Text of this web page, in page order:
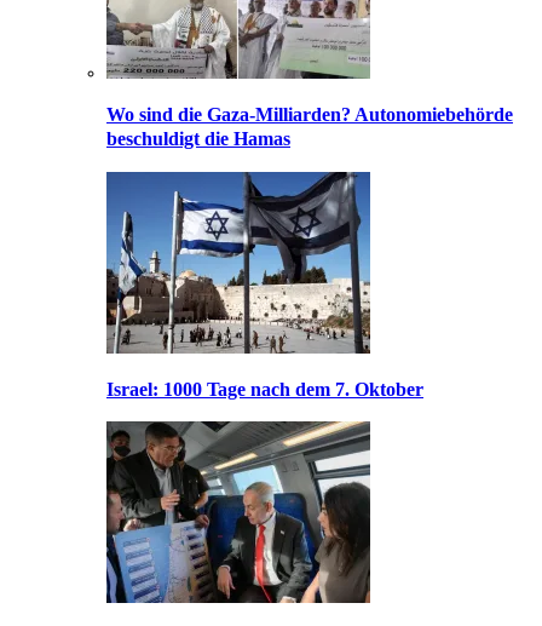
Wo sind die Gaza-Milliarden? Autonomiebehörde
beschuldigt die Hamas
Israel: 1000 Tage nach dem 7. Oktober